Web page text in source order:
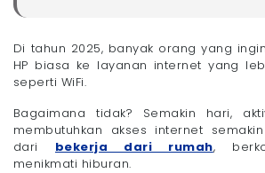
- 1. Megavision
- 2. ICONNET
- 4. CBN Fiber Home
- 5. IndiHome
- 6. XL Satu
Di tahun 2025, banyak orang yang
HP biasa ke layanan internet yang
seperti WiFi.
Bagaimana tidak? Semakin hari,
membutuhkan akses internet
dari bekerja dari rumah,
menikmati hiburan.